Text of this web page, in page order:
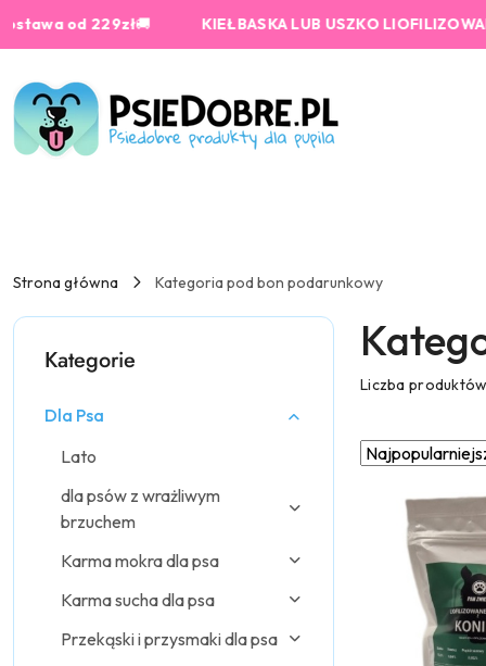
Przejdź do treści głównej
Przejdź do wyszukiwarki
Przejdź do moje konto
Przejdź do menu głównego
Przejdź do stopki
229zł🚚KIEŁBASKA LUB USZKO LIOFILIZOWANE od
Strona główna Kategoria pod bon podarunkowy
Kategorie
Dla Psa
Lato
dla psów z wrażliwym
brzuchem
Karma mokra dla psa
Karma sucha dla psa
Przekąski i przysmaki dla psa
Liczba
Zastosowano
Sortuj